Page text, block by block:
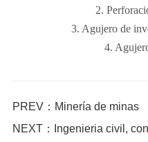
2.
3. Agujero de
4.
PREV：Minería de minas
NEXT：Ingenieria civil,